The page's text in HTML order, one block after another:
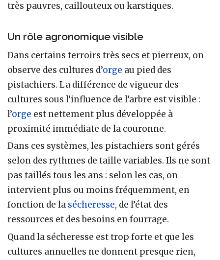
très pauvres, caillouteux ou karstiques.
Un rôle agronomique visible
Dans certains terroirs très secs et pierreux, on
observe des cultures d’orge au pied des
pistachiers. La différence de vigueur des
cultures sous l’influence de l’arbre est visible :
l’orge est nettement plus développée à
proximité immédiate de la couronne.
Dans ces systèmes, les pistachiers sont gérés
selon des rythmes de taille variables. Ils ne sont
pas taillés tous les ans : selon les cas, on
intervient plus ou moins fréquemment, en
fonction de la sécheresse, de l’état des
ressources et des besoins en fourrage.
Quand la sécheresse est trop forte et que les
cultures annuelles ne donnent presque rien,